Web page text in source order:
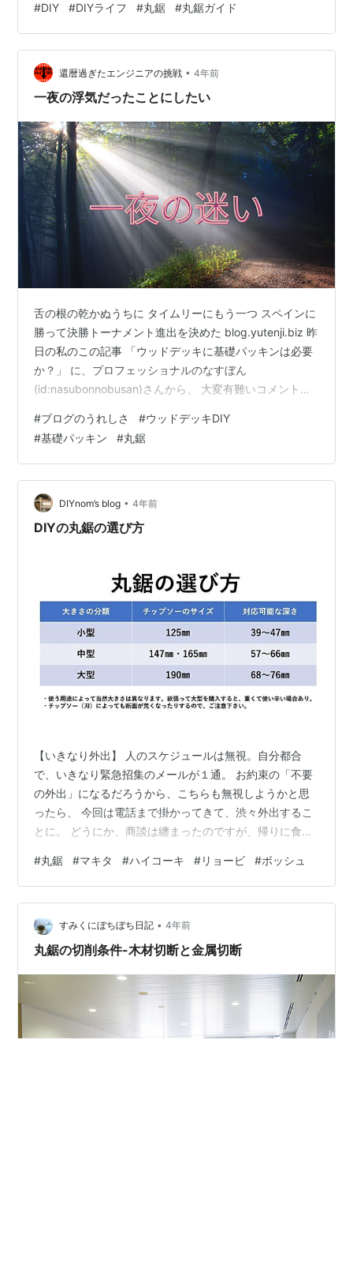
してきましたが、 そもそも薄い合板を真っ直ぐに切るの
は素人には難しい部類だと思います。 ひとつは切り終わ
りにちょっとしたハードルがあります。 私の体験では、
ガイドを使っても、切り終わりはそのガイドから逃げや
すい（離れやすい） もたもた切り終わろうとすると、材
#DIY #DIYライフ #丸鋸 #丸鋸ガイド
還暦過ぎたエンジニアの挑戦 • 4年前
一夜の浮気だったことにしたい
舌の根の乾かぬうちに タイムリーにもう一つ スペインに
勝って決勝トーナメント進出を決めた blog.yutenji.biz 昨
日の私のこの記事 「ウッドデッキに基礎パッキンは必要
か？」 に、プロフェッショナルのなすぼん
(id:nasubonnobusan)さんから、 大変有難いコメントを
柱の間に基礎パッキンを使う（必要がある）かという疑
問に 檜なら使わなくても良いと思います。 檜自体が虫を
寄せないので。 住宅の基礎パッキンは白ありもそこで止
まるから上がってきません。 木は木口（切り口）が水を
吸いやすいので腐らないようにキシラデコールなどの…
#ブログのうれしさ #ウッドデッキDIY
#基礎パッキン #丸鋸
DIYnom’s blog • 4年前
DIYの丸鋸の選び方
【いきなり外出】 人のスケジュールは無視。自分都合
で、いきなり緊急招集のメールが１通。 お約束の「不要
の外出」になるだろうから、こちらも無視しようかと思
ったら、 今回は電話まで掛かってきて、渋々外出するこ
とに。 どうにか、商談は纏まったのですが、帰りに食事
いので、丁重に断って帰宅。 【体調は回復傾向】 肉体的
には問題無いので、精神的な何かかな？と思っていた矢
先にストレスの塊が 登場。これは危険かと思いきや、好
き勝手なことを言っていたらスッキリして回復 してきま
した。コメント下さった方ありがとうございました、も
#丸鋸 #マキタ #ハイコーキ #リョービ #ボッシュ
すみくにぼちぼち日記 • 4年前
丸鋸の切削条件-木材切断と金属切断